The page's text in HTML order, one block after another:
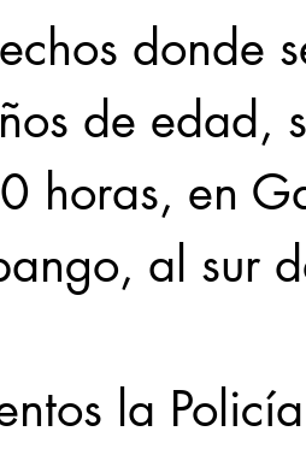
donde
de edad,
horas, en
al sur
la